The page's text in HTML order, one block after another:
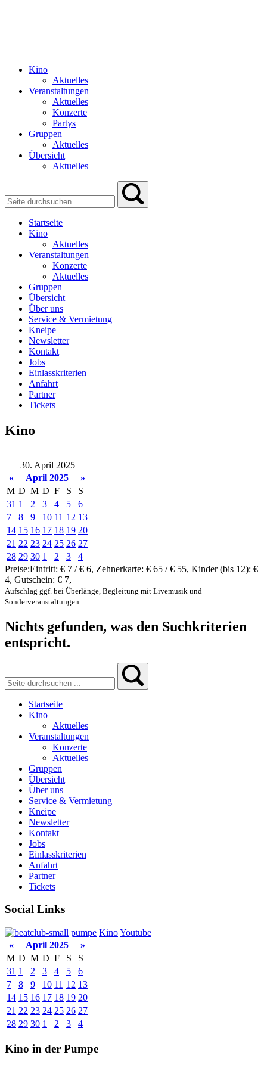
Kino
Aktuelles
Veranstaltungen
Aktuelles
Konzerte
Partys
Gruppen
Aktuelles
Übersicht
Aktuelles
Startseite
Kino
Aktuelles
Veranstaltungen
Konzerte
Aktuelles
Gruppen
Übersicht
Über uns
Service & Vermietung
Kneipe
Newsletter
Kontakt
Jobs
Einlasskriterien
Anfahrt
Partner
Tickets
Kino
30. April 2025
«
April 2025
»
M D M D F S
S
31 1 2 3 4 5
6
7
8 9 10 11 12 13
14 15 16 17 18 19 20
21 22 23 24 25 26 27
28 29 30 1 2 3
4
Preise:Eintritt: € 7 / € 6, Zehnerkarte: € 65 / € 55, Kinder (bis 12): €
4, Gutschein: € 7,
Aufschlag ggf. bei Überlänge, Begleitung mit Livemusik und
Sonderveranstaltungen
Nichts gefunden, was den Suchkriterien
entspricht.
Startseite
Kino
Aktuelles
Veranstaltungen
Konzerte
Aktuelles
Gruppen
Übersicht
Über uns
Service & Vermietung
Kneipe
Newsletter
Kontakt
Jobs
Einlasskriterien
Anfahrt
Partner
Tickets
Social Links
pumpe KinoYoutube
«
April 2025
»
M D M D F S
S
31 1 2 3 4 5
6
7
8 9 10 11 12 13
14 15 16 17 18 19 20
21 22 23 24 25 26 27
28 29 30 1 2 3 4
Kino in der Pumpe